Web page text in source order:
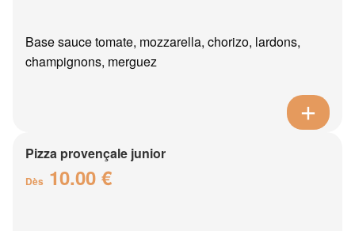
Base sauce tomate, mozzarella, chorizo, lardons,
champignons, merguez
Pizza provençale junior
Dès 10.00 €